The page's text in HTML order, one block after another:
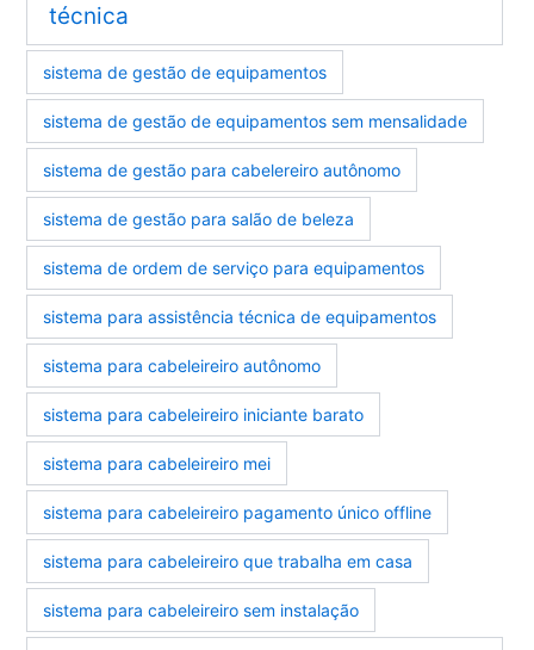
técnica
sistema de gestão de equipamentos
sistema de gestão de equipamentos sem mensalidade
sistema de gestão para cabelereiro autônomo
sistema de gestão para salão de beleza
sistema de ordem de serviço para equipamentos
sistema para assistência técnica de equipamentos
sistema para cabeleireiro autônomo
sistema para cabeleireiro iniciante barato
sistema para cabeleireiro mei
sistema para cabeleireiro pagamento único offline
sistema para cabeleireiro que trabalha em casa
sistema para cabeleireiro sem instalação